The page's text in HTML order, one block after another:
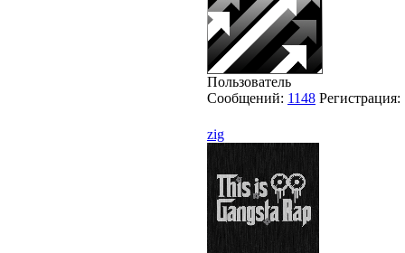
Пользователь
Сообщений: 1148 Регистрация:
zig